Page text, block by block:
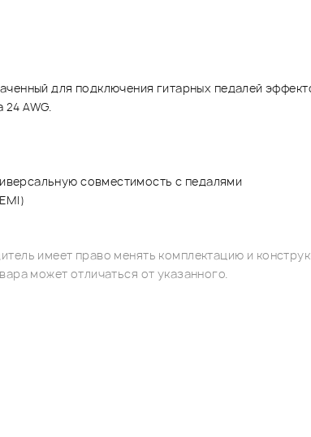
для подключения гитарных педалей
AWG.
совместимость с педалями
имеет право менять комплектацию и
может отличаться от указанного.